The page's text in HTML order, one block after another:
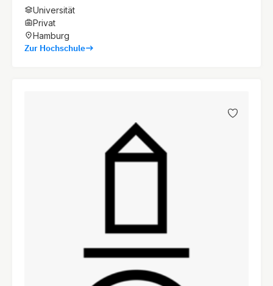
Universität
Privat
Hamburg
Zur Hochschule